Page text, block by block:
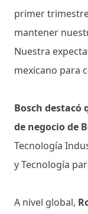
primer
mantener
Nuestra
mexicano para
Bosch destacó
de negocio de
Tecnología
y Tecnología
A nivel global,